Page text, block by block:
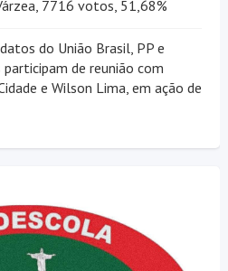
7716 votos, 51,68%
do União Brasil, PP e
participam de reunião com
e Wilson Lima, em ação de